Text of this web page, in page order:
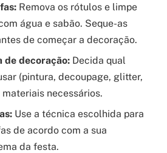
Remova os rótulos e limpe
água e sabão. Seque-as
de começar a decoração.
de decoração: Decida qual
(pintura, decoupage, glitter,
necessários.
Use a técnica escolhida para
de acordo com a sua
da festa.